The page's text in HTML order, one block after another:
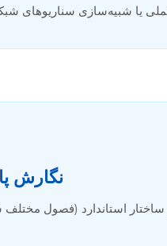
یا شبیه‌سازی سناریوهای
نگارش
استاندارد (فصول